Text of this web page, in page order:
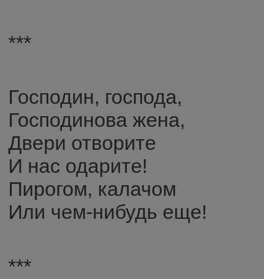
***
Господин, господа,
Господинова жена,
Двери отворите
И нас одарите!
Пирогом, калачом
Или чем-нибудь еще!
***